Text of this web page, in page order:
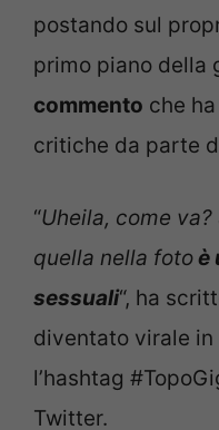
postando sul
primo piano della
commento che
critiche da parte
“Uheila, come va?
quella nella fotoè
sessuali“, ha
diventato virale
l’hashtag
Twitter.